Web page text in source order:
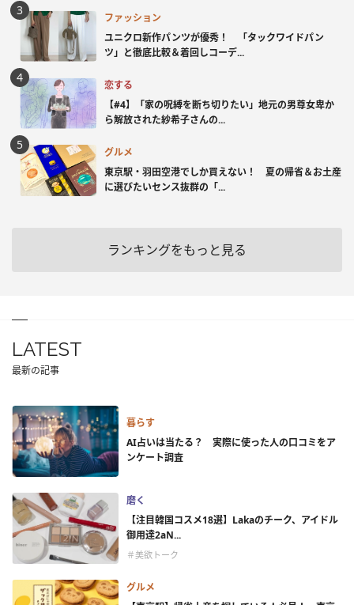
ファッション
ユニクロ新作パンツが優秀！ 「タックワイドパン
ツ」と徹底比較＆着回しコーデ...
恋する
【#4】「家の呪縛を断ち切りたい」地元の男尊女卑か
ら解放された紗希子さんの...
グルメ
東京駅・羽田空港でしか買えない！ 夏の帰省＆お土産
に選びたいセンス抜群の「...
ランキングをもっと見る
LATEST
最新の記事
暮らす
AI占いは当たる？ 実際に使った人の口コミをア
ンケート調査
磨く
【注目韓国コスメ18選】Lakaのチーク、アイドル
御用達2aN...
＃美欲トーク
グルメ